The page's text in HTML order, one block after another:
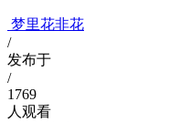
梦里花非花
/
发布于
/
1769
人观看